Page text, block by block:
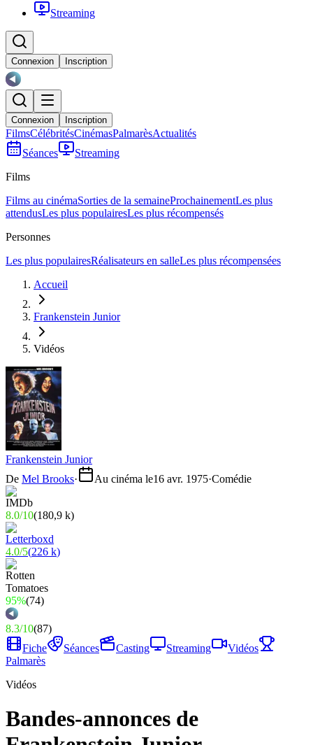
Streaming
Connexion Inscription
Connexion Inscription
FilmsCélébritésCinémasPalmarèsActualités
Séances
Streaming
Films
Films au cinémaSorties de la semaineProchainementLes plus
attendusLes plus populairesLes plus récompensés
Personnes
Les plus populairesRéalisateurs en salleLes plus récompensées
Accueil
Frankenstein Junior
Vidéos
Frankenstein Junior
De Mel Brooks· Au cinéma le16 avr. 1975·Comédie
8.0/10(180,9 k)
4.0/5(226 k)
95%(74)
8.3/10(87)
Fiche
Séances Casting Streaming
Vidéos
Palmarès
Vidéos
Bandes-annonces de